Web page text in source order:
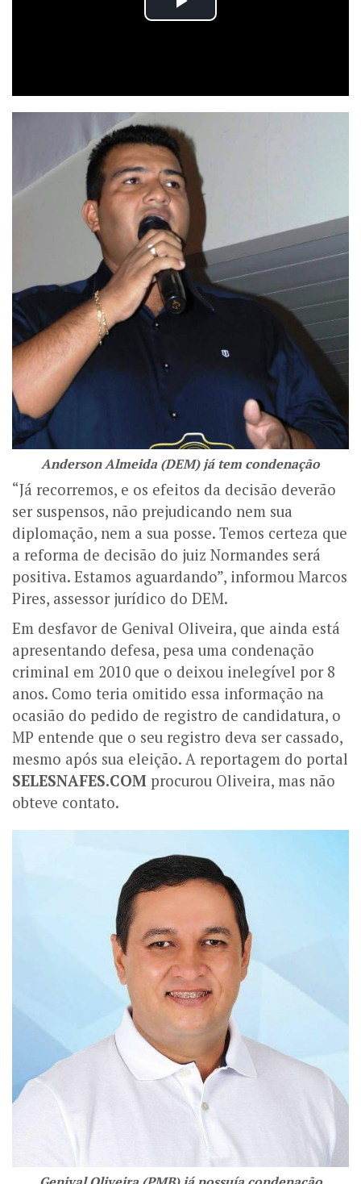
Anderson Almeida (DEM) já tem condenação
“Já recorremos, e os efeitos da decisão deverão
ser suspensos, não prejudicando nem sua
diplomação, nem a sua posse. Temos certeza que
a reforma de decisão do juiz Normandes será
positiva. Estamos aguardando”, informou Marcos
Pires, assessor jurídico do DEM.
Em desfavor de Genival Oliveira, que ainda está
apresentando defesa, pesa uma condenação
criminal em 2010 que o deixou inelegível por 8
anos. Como teria omitido essa informação na
ocasião do pedido de registro de candidatura, o
MP entende que o seu registro deva ser cassado,
mesmo após sua eleição. A reportagem do portal
SELESNAFES.COM procurou Oliveira, mas não
obteve contato.